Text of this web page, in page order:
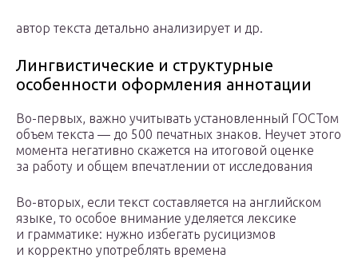
автор текста детально анализирует и др.
Лингвистические и структурные
особенности оформления аннотации
Во-первых, важно учитывать установленный ГОСТом
объем текста — до 500 печатных знаков. Неучет этого
момента негативно скажется на итоговой оценке
за работу и общем впечатлении от исследования
Во-вторых, если текст составляется на английском
языке, то особое внимание уделяется лексике
и грамматике: нужно избегать русицизмов
и корректно употреблять времена